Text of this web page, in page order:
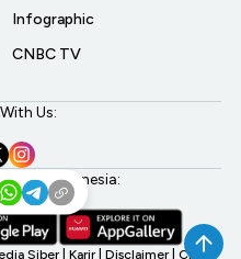
Infographic
CNBC TV
Us:
Indonesia:
Siber Karir Disclaimer CNBC